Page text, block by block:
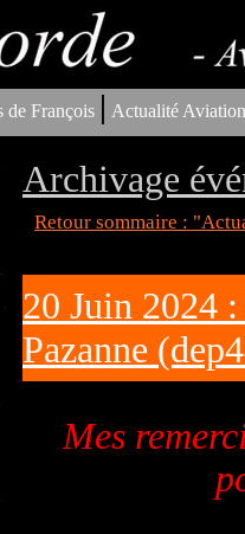
de François | Actualité
Archivage
Retour sommaire :
20 Juin 2024
Pazanne
Mes